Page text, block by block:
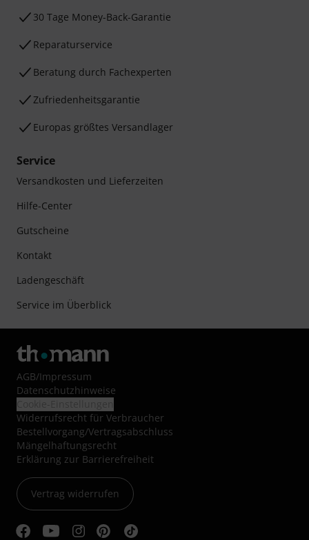
30 Tage Money-Back-Garantie
Reparaturservice
Beratung durch Fachexperten
Zufriedenheitsgarantie
Europas größtes Versandlager
Service
Versandkosten und Lieferzeiten
Hilfe-Center
Gutscheine
Kontakt
Ladengeschäft
Service im Überblick
AGB/Impressum
Datenschutzhinweise
Widerrufsrecht für Verbraucher
Bestellvorgang/Vertragsabschluss
Mängelhaftungsrecht
Erklärung zur Barrierefreiheit
Vertrag widerrufen